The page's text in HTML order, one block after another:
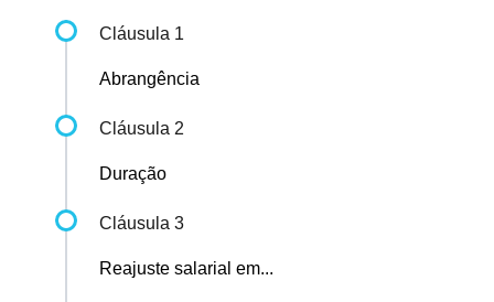
Cláusula 1
Abrangência
Cláusula 2
Duração
Cláusula 3
Reajuste salarial em...